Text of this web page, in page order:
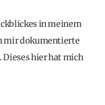
in meinem
mir dokumentierte
Dieses hier hat mich